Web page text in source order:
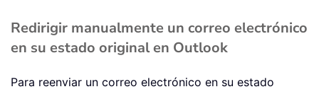
Redirigir manualmente un correo electrónico
en su estado original en Outlook
Para reenviar un correo electrónico en su estado